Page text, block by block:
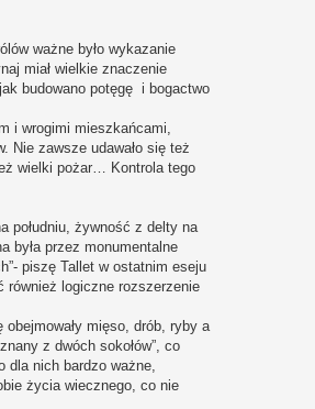
ważne było wykazanie
miał wielkie znaczenie
budowano potęgę i bogactwo
i wrogimi mieszkańcami,
Nie zawsze udawało się też
wielki pożar… Kontrola tego
południu, żywność z delty na
była przez monumentalne
piszę Tallet w ostatnim eseju
również logiczne rozszerzenie
mięso, drób, ryby a
z dwóch sokołów”, co
dla nich bardzo ważne,
życia wiecznego, co nie